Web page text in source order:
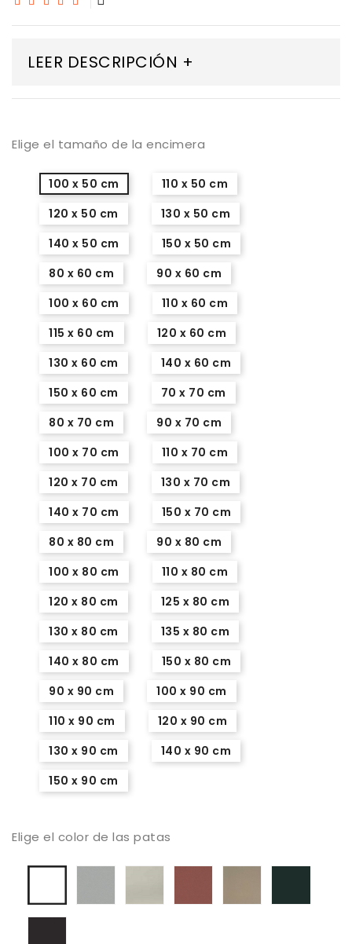
LEER DESCRIPCIÓN +
Elige el tamaño de la encimera
100 x 50 cm
110 x 50 cm
120 x 50 cm
130 x 50 cm
140 x 50 cm
150 x 50 cm
80 x 60 cm
90 x 60 cm
100 x 60 cm
110 x 60 cm
115 x 60 cm
120 x 60 cm
130 x 60 cm
140 x 60 cm
150 x 60 cm
70 x 70 cm
80 x 70 cm
90 x 70 cm
100 x 70 cm
110 x 70 cm
120 x 70 cm
130 x 70 cm
140 x 70 cm
150 x 70 cm
80 x 80 cm
90 x 80 cm
100 x 80 cm
110 x 80 cm
120 x 80 cm
125 x 80 cm
130 x 80 cm
135 x 80 cm
140 x 80 cm
150 x 80 cm
90 x 90 cm
100 x 90 cm
110 x 90 cm
120 x 90 cm
130 x 90 cm
140 x 90 cm
150 x 90 cm
Elige el color de las patas